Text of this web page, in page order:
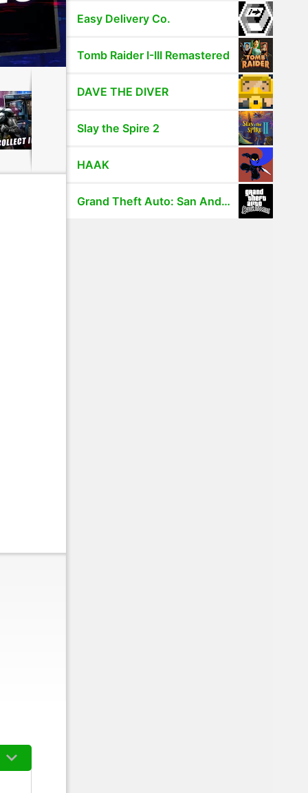
Easy Delivery Co.
Tomb Raider I-III Remastered
DAVE THE DIVER
Slay the Spire 2
HAAK
Grand Theft Auto: San Andreas